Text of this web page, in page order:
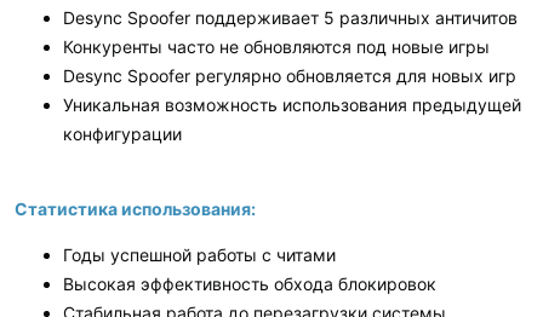
Desync Spoofer поддерживает 5 различных античитов
Конкуренты часто не обновляются под новые игры
Desync Spoofer регулярно обновляется для новых игр
Уникальная возможность использования предыдущей
конфигурации
Статистика использования:
Годы успешной работы с читами
Высокая эффективность обхода блокировок
Стабильная работа до перезагрузки системы